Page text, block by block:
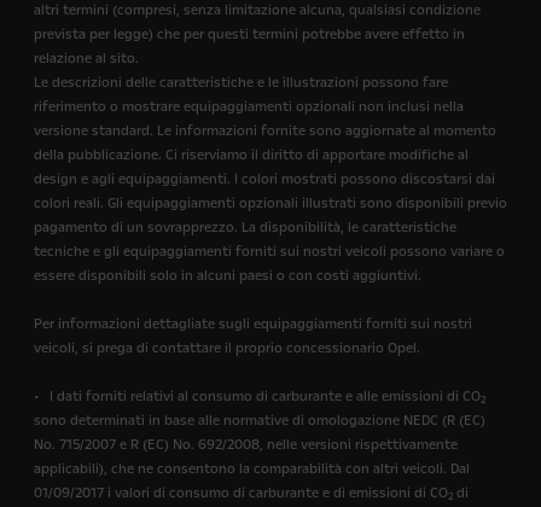
altri termini (compresi, senza limitazione alcuna, qualsiasi condizione
prevista per legge) che per questi termini potrebbe avere effetto in
relazione al sito.
Le descrizioni delle caratteristiche e le illustrazioni possono fare
riferimento o mostrare equipaggiamenti opzionali non inclusi nella
versione standard. Le informazioni fornite sono aggiornate al momento
della pubblicazione. Ci riserviamo il diritto di apportare modifiche al
design e agli equipaggiamenti. I colori mostrati possono discostarsi dai
colori reali. Gli equipaggiamenti opzionali illustrati sono disponibili previo
pagamento di un sovrapprezzo. La disponibilità, le caratteristiche
tecniche e gli equipaggiamenti forniti sui nostri veicoli possono variare o
essere disponibili solo in alcuni paesi o con costi aggiuntivi.
Per informazioni dettagliate sugli equipaggiamenti forniti sui nostri
veicoli, si prega di contattare il proprio concessionario Opel.
• I dati forniti relativi al consumo di carburante e alle emissioni di CO2
sono determinati in base alle normative di omologazione NEDC (R (EC)
No. 715/2007 e R (EC) No. 692/2008, nelle versioni rispettivamente
applicabili), che ne consentono la comparabilità con altri veicoli. Dal
01/09/2017 i valori di consumo di carburante e di emissioni di CO2 di